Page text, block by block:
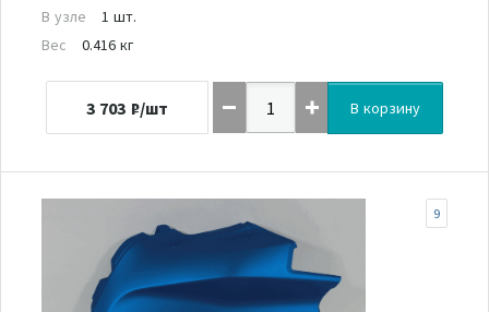
В узле
1 шт.
Вес
0.416 кг
3 703 ₽/шт В корзину
9